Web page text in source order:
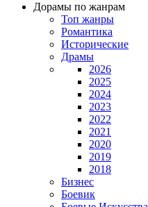
Дорамы по жанрам
Топ жанры
Романтика
Исторические
Драмы
2026
2025
2024
2023
2022
2021
2020
2019
2018
Бизнес
Боевик